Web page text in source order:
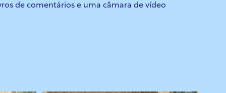
de comentários e uma câmara de vídeo